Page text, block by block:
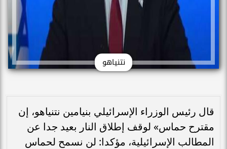
نتنياهو
قال رئيس الوزراء الإسرائيلي بنيامين نتنياهو، إن
مقترح حماس» لوقف إطلاق النار بعيد جدا عن
المطالب الإسرائيلية، مؤكدا: لن نسمح لحماس